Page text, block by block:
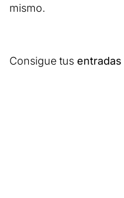
mismo.
Consigue tus entradas